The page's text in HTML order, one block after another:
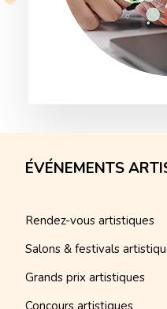
ÉVÉNEMENTS
Rendez-vous artistiques
Salons & festivals
Grands prix artistiques
Concours artistiques